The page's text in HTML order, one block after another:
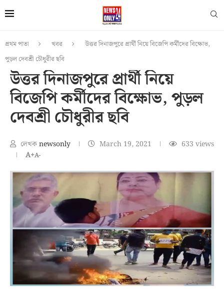
প্রথম পাতা খবর
উত্তর দিনাজপুরে প্রার্থী নিয়ে বিজেপি কর্মীদের বিক্ষোভ,
পুড়ল দেবশ্রী চৌধুরীর ছবি
উত্তর দিনাজপুরে প্রার্থী নিয়ে
বিজেপি কর্মীদের বিক্ষোভ, পুড়ল
দেবশ্রী চৌধুরীর ছবি
লেখকnewsonly March 19, 2021 633 views
A+A-